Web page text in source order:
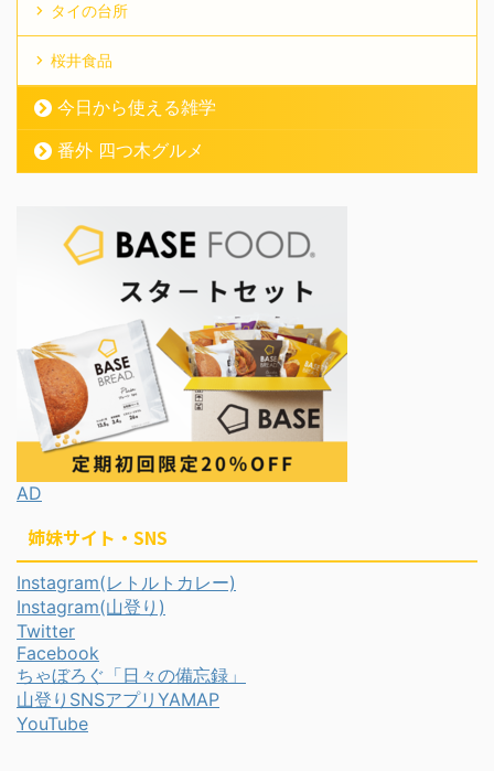
タイの台所
桜井食品
今日から使える雑学
番外 四つ木グルメ
AD
姉妹サイト・SNS
Instagram(レトルトカレー)
Instagram(山登り)
Twitter
Facebook
ちゃぼろぐ「日々の備忘録」
山登りSNSアプリYAMAP
YouTube